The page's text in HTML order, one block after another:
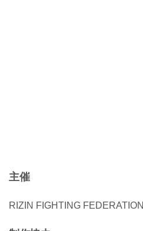
主催
RIZIN FIGHTING FEDERATION